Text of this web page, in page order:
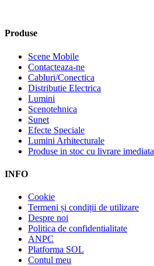
Produse
Scene Mobile
Contacteaza-ne
Cabluri/Conectica
Distributie Electrica
Lumini
Scenotehnica
Sunet
Efecte Speciale
Lumini Arhitecturale
Produse in stoc cu livrare imediata
INFO
Cookie
Termeni și condiții de utilizare
Despre noi
Politica de confidentialitate
ANPC
Platforma SOL
Contul meu